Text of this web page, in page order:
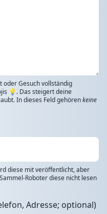
Gesuch vollständig
💡. Das steigert deine
In dieses Feld gehörenkeine
diese mit veröffentlicht, aber
Roboter diese nicht lesen
Adresse; optional)